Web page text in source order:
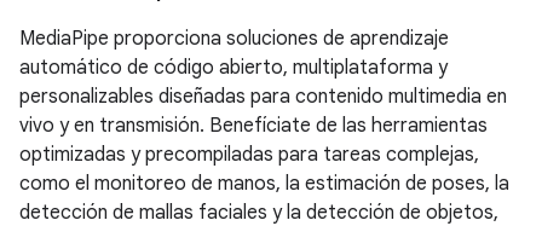
MediaPipe proporciona soluciones de aprendizaje
automático de código abierto, multiplataforma y
personalizables diseñadas para contenido multimedia en
vivo y en transmisión. Benefíciate de las herramientas
optimizadas y precompiladas para tareas complejas,
como el monitoreo de manos, la estimación de poses, la
detección de mallas faciales y la detección de objetos,